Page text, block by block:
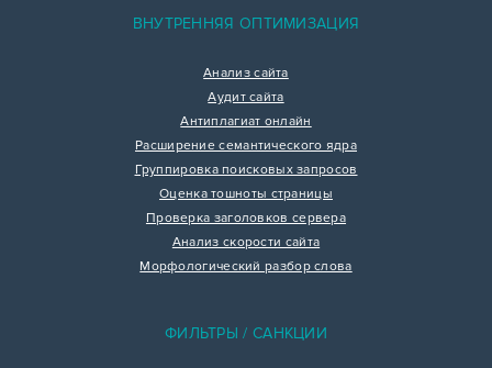
ВНУТРЕННЯЯ ОПТИМИЗАЦИЯ
Анализ сайта
Аудит сайта
Антиплагиат онлайн
Расширение семантического ядра
Группировка поисковых запросов
Оценка тошноты страницы
Проверка заголовков сервера
Анализ скорости сайта
Морфологический разбор слова
ФИЛЬТРЫ / САНКЦИИ